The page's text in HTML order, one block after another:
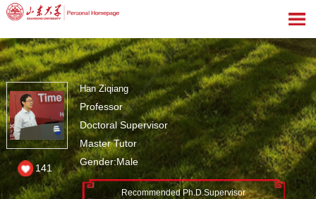
Han Ziqiang
Professor
Doctoral Supervisor
Master Tutor
Gender:Male
Recommended Ph.D.Supervisor
141